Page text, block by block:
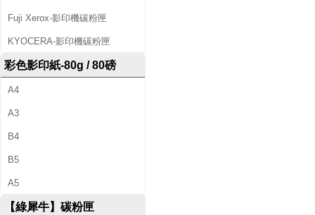
Fuji Xerox-影印機碳粉匣
KYOCERA-影印機碳粉匣
彩色影印紙-80g / 80磅
A4
A3
B4
B5
A5
【綠犀牛】碳粉匣